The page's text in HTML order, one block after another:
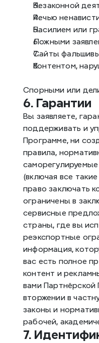
Незаконной
Речью
Насилием или
Ложными
Сайты
Контентом,
Спорными или
6. Гарантии
Вы заявляете,
поддерживать и
Программе, ни
правила,
(включая все
право заключать
ограничены в
сервисные
страны, где вы
реэкспортные
информация,
вас есть полное
контент и
вами Партнёрской
вторжении в
законы и
рабочей,
7.